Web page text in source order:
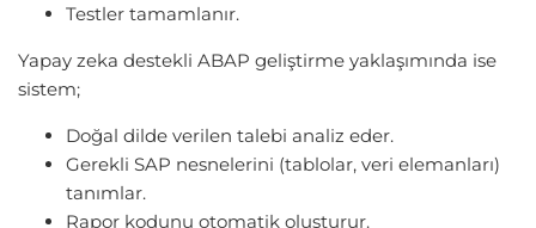
Testler tamamlanır.
Yapay zeka destekli ABAP geliştirme yaklaşımında ise
sistem;
Doğal dilde verilen talebi analiz eder.
Gerekli SAP nesnelerini (tablolar, veri elemanları)
tanımlar.
Rapor kodunu otomatik oluşturur.